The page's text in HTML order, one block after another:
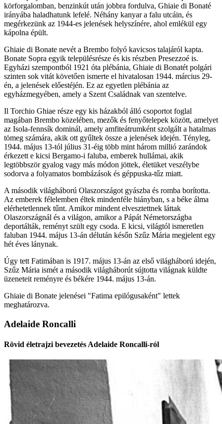
körforgalomban, benzinkút után jobbra fordulva, Ghiaie di Bonaté
irányába haladhatunk lefelé. Néhány kanyar a falu utcáin, és
megérkezünk az 1944-es jelenések helyszínére, ahol emlékül egy
kápolna épült.
Ghiaie di Bonate nevét a Brembo folyó kavicsos talajáról kapta.
Bonate Sopra egyik településrésze és kis részben Presezzoé is.
Egyházi szempontból 1921 óta plébánia, Ghiaie di Bonatét polgári
szinten sok vitát követően ismerte el hivatalosan 1944. március 29-
én, a jelenések előestéjén. Ez az egyetlen plébánia az
egyházmegyében, amely a Szent Családnak van szentelve.
Il Torchio Ghiae része egy kis házakból álló csoportot foglal
magában Brembo közelében, mezők és fenyőtelepek között, amelyet
az Isola-fennsík dominál, amely amfiteátrumként szolgált a hatalmas
tömeg számára, akik ott gyűltek össze a jelenések idején. Tényleg,
1944. május 13-tól július 31-éig több mint három millió zarándok
érkezett e kicsi Bergamo-i faluba, emberek hullámai, akik
legtöbbször gyalog vagy más módon jöttek, életüket veszélybe
sodorva a folyamatos bombázások és géppuska-tűz miatt.
A második világháború Olaszországot gyászba és romba borította.
Az emberek félelemben éltek mindenféle hiányban, s a béke álma
elérhetetlennek tűnt. Amikor mindent elvesztettnek láttak
Olaszországnál és a világon, amikor a Pápát Németországba
deportálták, reményt szült egy csoda. E kicsi, világtól ismeretlen
faluban 1944. május 13-án délután későn Szűz Mária megjelent egy
hét éves lánynak.
Úgy tett Fatimában is 1917. május 13-án az első világháború idején,
Szűz Mária ismét a második világháborút sújtotta világnak küldte
üzeneteit reményre és békére 1944. május 13-án.
Ghiaie di Bonate jelenései "Fatima epilógusaként" lettek
meghatározva.
Adelaide Roncalli
Rövid életrajzi bevezetés Adelaide Roncalli-ról